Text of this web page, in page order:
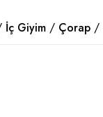
İç Giyim Çorap